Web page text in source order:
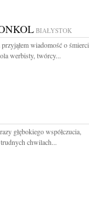
BIAŁYSTOK
wiadomość o śmierci
werbisty, twórcy...
głębokiego współczucia,
chwilach...